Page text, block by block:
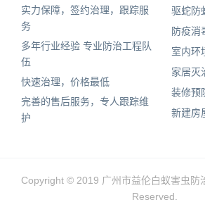
实力保障，签约治理，跟踪服
务
多年行业经验 专业防治工程队
伍
快速治理，价格最低
完善的售后服务，专人跟踪维
护
驱蛇防
防疫消
室内环
家居灭
装修预
新建房
Copyright © 2019 广州市益伦白蚁害虫防
Reserved.